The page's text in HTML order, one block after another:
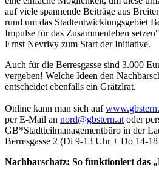
auf viele spannende Beiträge aus
rund um das Stadtentwicklungsgebiet
Impulse für das Zusammenleben
Ernst Nevrivy zum Start der Initiative.
Auch für die Berresgasse sind 3.000
vergeben! Welche Ideen den
entscheidet ebenfalls ein Grätzlrat.
Online kann man sich auf
per E-Mail an nord@gbstern.atoder
GB*Stadtteilmanagementbüro in der
Berresgasse 2 (Di 9-13 Uhr + Do 14-
Nachbarschatz: So funktioniert das